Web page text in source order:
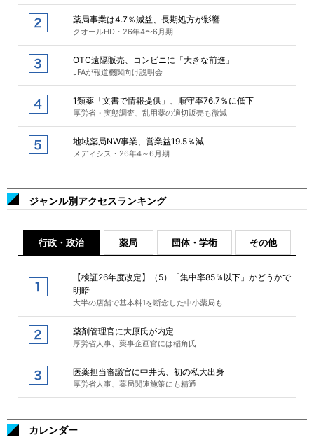
薬局事業は4.7％減益、長期処方が影響
クオールHD・26年4〜6月期
OTC遠隔販売、コンビニに「大きな前進」
JFAが報道機関向け説明会
1類薬「文書で情報提供」、順守率76.7％に低下
厚労省・実態調査、乱用薬の適切販売も微減
地域薬局NW事業、営業益19.5％減
メディシス・26年4～6月期
ジャンル別アクセスランキング
行政・政治 薬局 団体・学術 その他
【検証26年度改定】（5）「集中率85％以下」かどうかで
明暗
大半の店舗で基本料1を断念した中小薬局も
薬剤管理官に大原氏が内定
厚労省人事、薬事企画官には稲角氏
医薬担当審議官に中井氏、初の私大出身
厚労省人事、薬局関連施策にも精通
カレンダー